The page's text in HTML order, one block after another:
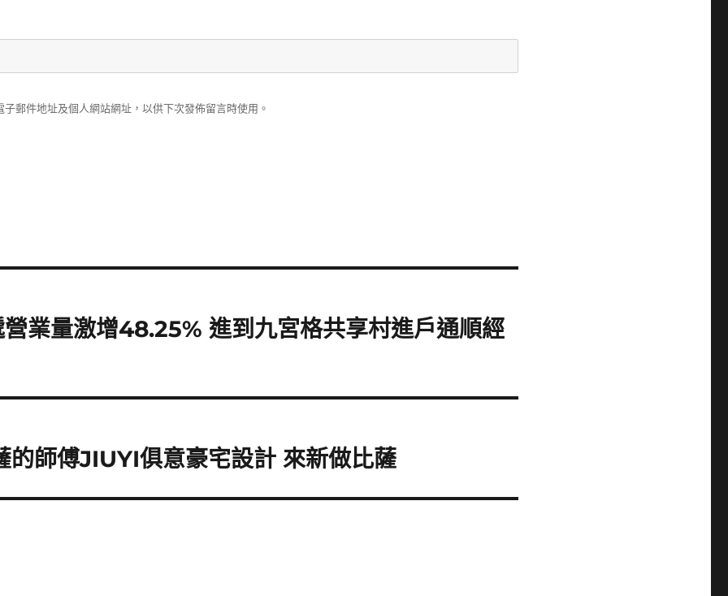
郵件地址及個人網站網址，以供下次發佈留言時使用。
業量激增48.25% 進到九宮格共享村進戶通順經
的師傅JIUYI俱意豪宅設計 來新做比薩